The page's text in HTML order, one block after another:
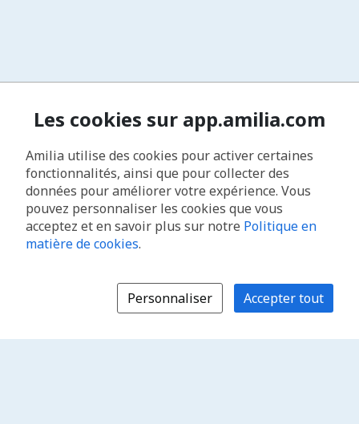
Les cookies sur app.amilia.com
Amilia utilise des cookies pour activer certaines
fonctionnalités, ainsi que pour collecter des
données pour améliorer votre expérience. Vous
pouvez personnaliser les cookies que vous
acceptez et en savoir plus sur notre Politique en
matière de cookies.
Personnaliser Accepter tout